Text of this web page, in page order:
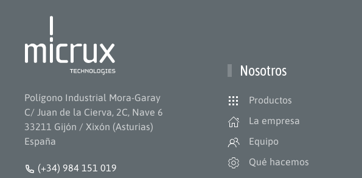
Polígono Industrial Mora-Garay
C/ Juan de la Cierva, 2C, Nave 6
33211 Gijón / Xixón (Asturias)
España
(+34) 984 151 019
Nosotros
Productos
La empresa
Equipo
Qué hacemos